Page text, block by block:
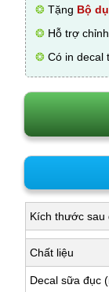
❂ Tặng Bộ
❂ Hỗ trợ
❂ Có in decal
Kích thước sau
Chất liệu
Decal sữa đục